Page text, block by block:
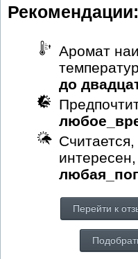
Рекомендации:
Аромат
до
Перейти к